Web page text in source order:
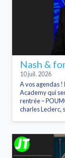
Nash &
10 juil. 2026
A vos agendas !
Academy qui
rentrée –
charles Leclerc,